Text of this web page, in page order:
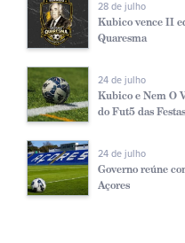
28 de julho
Kubico vence II
Quaresma
24 de julho
Kubico e Nem O
do Fut5 das
24 de julho
Governo reúne
Açores